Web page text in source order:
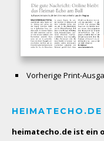
Vorherige Print-
HEIMATECHO.DE
heimatecho.de ist ein